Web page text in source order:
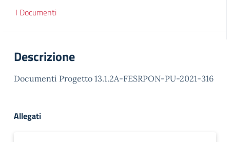
I Documenti
Descrizione
Documenti Progetto 13.1.2A-FESRPON-PU-2021-316
Allegati